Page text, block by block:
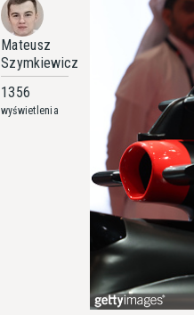
Mateusz
Szymkiewicz
1356
wyświetlenia